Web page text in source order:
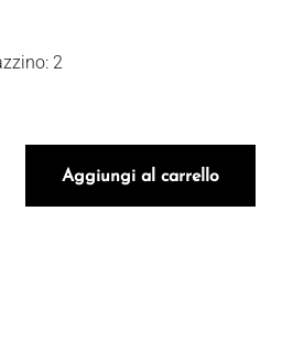
2
Bourgogne Pinot Noir 2019
Aggiungi al carrello